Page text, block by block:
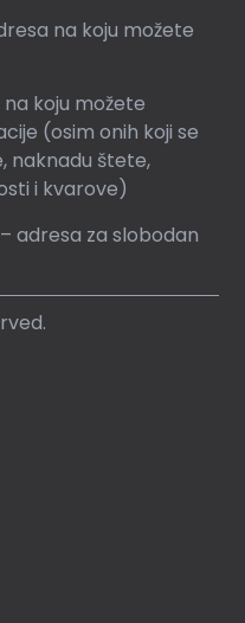
na koju možete
koju možete
(osim onih koji se
naknadu štete,
i kvarove)
– adresa za slobodan